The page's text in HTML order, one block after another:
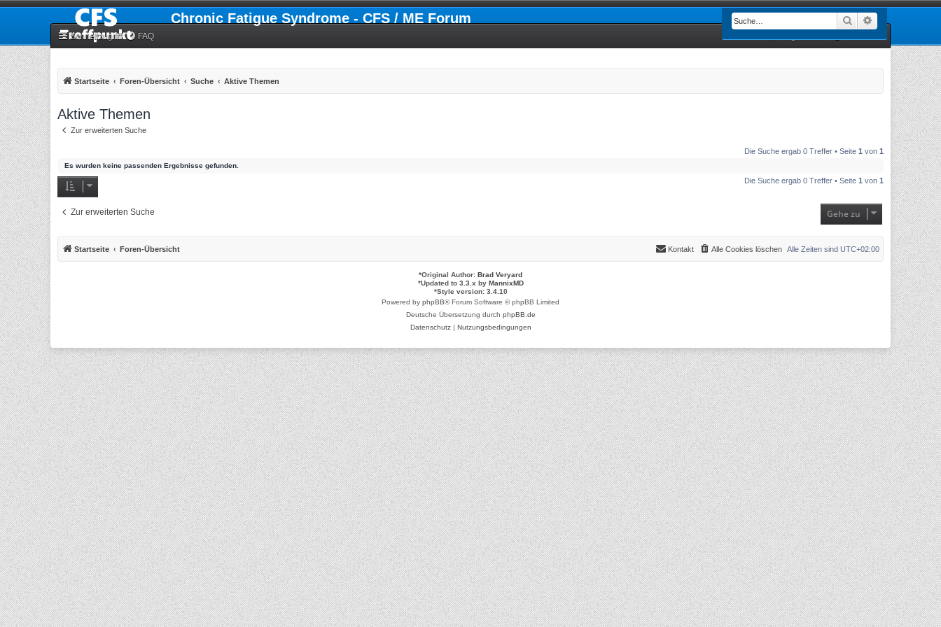
Chronic Fatigue Syndrome - CFS / ME Forum Suche
Schnellzugriff FAQ
Startseite Foren-Übersicht Suche Aktive Themen
Aktive Themen
Zur erweiterten Suche
Die Suche ergab 0 Treffer • Seite 1 von 1
Es wurden keine passenden Ergebnisse gefunden.
Die Suche ergab 0 Treffer • Seite 1 von 1
Zur erweiterten Suche Gehe zu
Startseite Foren-Übersicht Alle Zeiten sind UTC+02:00
Alle Cookies löschen
Kontakt
*Original Author: Brad Veryard
*Updated to 3.3.x by MannixMD
*Style version: 3.4.10
Powered by phpBB® Forum Software © phpBB Limited
Deutsche Übersetzung durch phpBB.de
Datenschutz| Nutzungsbedingungen